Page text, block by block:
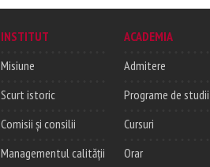
INSTITUT
Misiune
Scurt istoric
Comisii și consilii
Managementul calității
ACADEMIA
Admitere
Programe de studii
Cursuri
Orar